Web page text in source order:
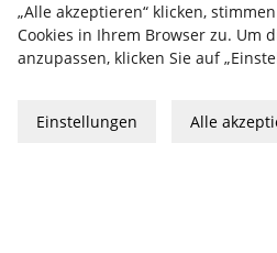
Datenschutzerklärung
Allgemeine Geschäftsbedingungen
„Alle akzeptieren“ klicken,
Cookies in Ihrem Browser zu. Um
anzupassen, klicken Sie auf
Einstellungen Alle